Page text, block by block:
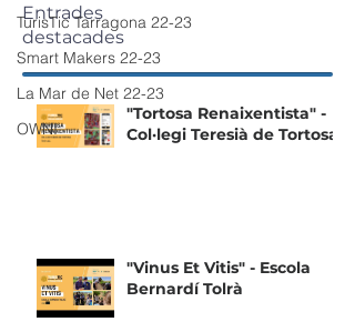
TurisTic Tarragona 22-23
Smart Makers 22-23
La Mar de Net 22-23
OWNI
Entrades
destacades
"Tortosa Renaixentista" -
Col·legi Teresià de Tortosa
"Vinus Et Vitis" - Escola
Bernardí Tolrà